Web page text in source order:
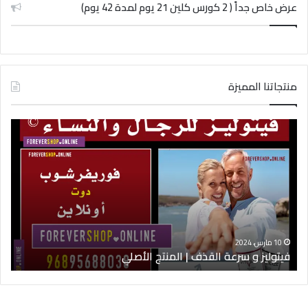
عرض خاص جداً ( 2 كورس كلين 21 يوم لمدة 42 يوم)
منتجاتنا المميزة
فيتوليز
سرعة
القذف
المنتج
الأصلي
10 مارس، 2024
فيتوليز و سرعة القذف | المنتج الأصلي